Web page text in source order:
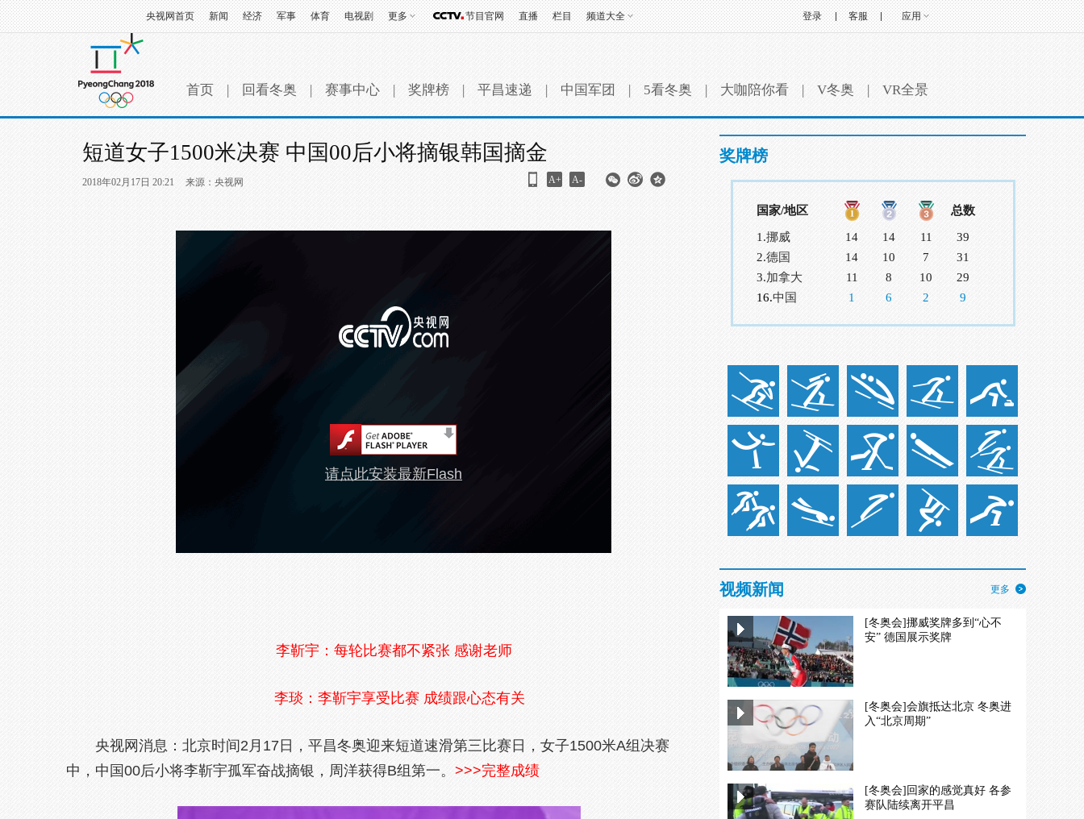
央视网首页 新闻 经济 军事 体育 电视剧 更多 节目官网 直播 栏目 频道大全 客服 应用
登录
首页 | 回看冬奥 | 赛事中心 | 奖牌榜 | 平昌速递 | 中国军团 | 5看冬奥 | 大咖陪你看 | V冬奥 | VR全景
短道女子1500米决赛 中国00后小将摘银韩国摘金
2018年02月17日 20:21 来源：央视网 A+ A-
请点此安装最新Flash
李靳宇：每轮比赛都不紧张 感谢老师
李琰：李靳宇享受比赛 成绩跟心态有关
央视网消息：北京时间2月17日，平昌冬奥迎来短道速滑第三比赛日，女子1500米A组决赛
中，中国00后小将李靳宇孤军奋战摘银，周洋获得B组第一。 >>>完整成绩
奖牌榜
国家/地区 总数
1.挪威 14 14 11
39
2.德国 14 10 7
31
3.加拿大 11 8 10
29
16.中国 1 6 2 9
视频新闻 更多
[冬奥会]挪威奖牌多到“心不
安” 德国展示奖牌
[冬奥会]会旗抵达北京 冬奥进
入“北京周期”
[冬奥会]回家的感觉真好 各参
赛队陆续离开平昌